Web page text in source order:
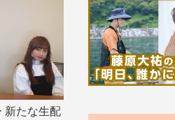
新たな生配